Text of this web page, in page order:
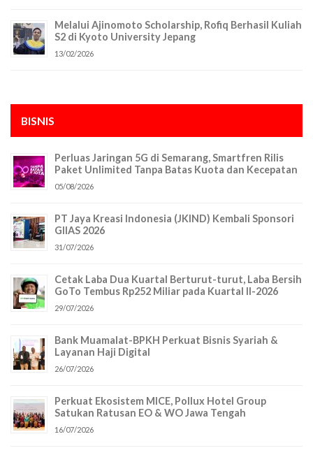
Melalui Ajinomoto Scholarship, Rofiq Berhasil Kuliah
S2 di Kyoto University Jepang
13/02/2026
BISNIS
Perluas Jaringan 5G di Semarang, Smartfren Rilis
Paket Unlimited Tanpa Batas Kuota dan Kecepatan
05/08/2026
PT Jaya Kreasi Indonesia (JKIND) Kembali Sponsori
GIIAS 2026
31/07/2026
Cetak Laba Dua Kuartal Berturut-turut, Laba Bersih
GoTo Tembus Rp252 Miliar pada Kuartal II-2026
29/07/2026
Bank Muamalat-BPKH Perkuat Bisnis Syariah &
Layanan Haji Digital
26/07/2026
Perkuat Ekosistem MICE, Pollux Hotel Group
Satukan Ratusan EO & WO Jawa Tengah
16/07/2026